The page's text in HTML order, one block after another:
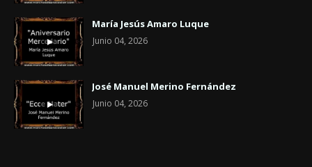
María Jesús Amaro Luque
Junio 04, 2026
José Manuel Merino Fernández
Junio 04, 2026